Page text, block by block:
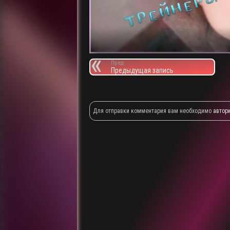
Пред.
Предыдущая запись
Для отправки комментария вам необходимо